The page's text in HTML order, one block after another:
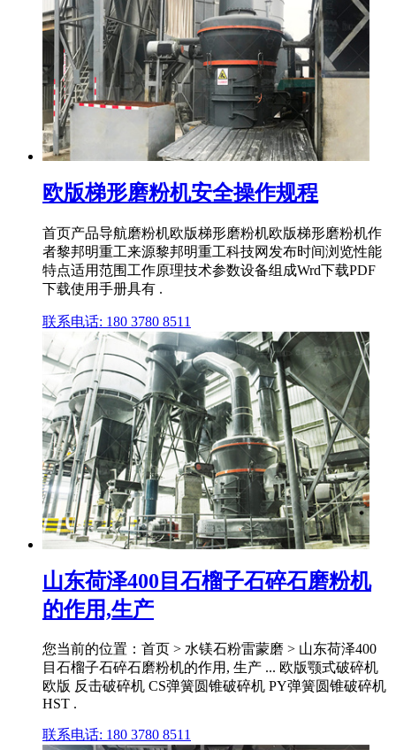
欧版梯形磨粉机安全操作规程
首页产品导航磨粉机欧版梯形磨粉机欧版梯形磨粉机作
者黎邦明重工来源黎邦明重工科技网发布时间浏览性能
特点适用范围工作原理技术参数设备组成Wrd下载PDF
下载使用手册具有 .
联系电话: 180 3780 8511
山东荷泽400目石榴子石碎石磨粉机
的作用,生产
您当前的位置：首页 > 水镁石粉雷蒙磨 > 山东荷泽400
目石榴子石碎石磨粉机的作用, 生产 ... 欧版颚式破碎机
欧版 反击破碎机 CS弹簧圆锥破碎机 PY弹簧圆锥破碎机
HST .
联系电话: 180 3780 8511